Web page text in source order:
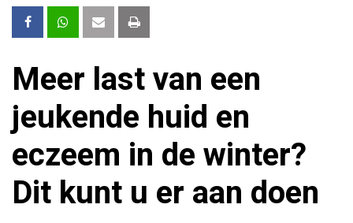
Meer last van een
jeukende huid en
eczeem in de winter?
Dit kunt u er aan doen